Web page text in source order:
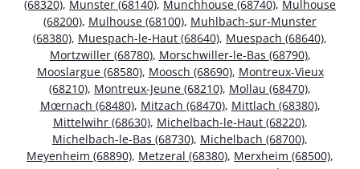
(68320), Munster (68140), Munchhouse (68740), Mulhouse
(68200), Mulhouse (68100), Muhlbach-sur-Munster
(68380), Muespach-le-Haut (68640), Muespach (68640),
Mortzwiller (68780), Morschwiller-le-Bas (68790),
Mooslargue (68580), Moosch (68690), Montreux-Vieux
(68210), Montreux-Jeune (68210), Mollau (68470),
Mœrnach (68480), Mitzach (68470), Mittlach (68380),
Mittelwihr (68630), Michelbach-le-Haut (68220),
Michelbach-le-Bas (68730), Michelbach (68700),
Meyenheim (68890), Metzeral (68380), Merxheim (68500),